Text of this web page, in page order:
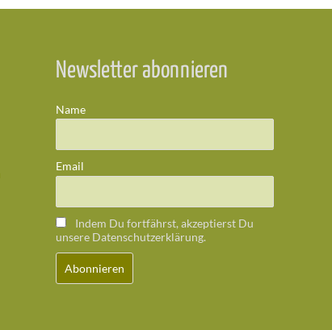
Newsletter abonnieren
Name
Email
Indem Du fortfährst, akzeptierst Du
unsere Datenschutzerklärung.